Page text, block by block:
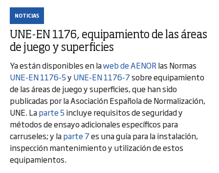
NOTICIAS
UNE-EN 1176, equipamiento de las áreas
de juego y superficies
Ya están disponibles en laweb de AENORlas Normas
UNE-EN 1176-5y UNE-EN 1176-7sobre equipamiento
de las áreas de juego y superficies, que han sido
publicadas por la Asociación Española de Normalización,
UNE. Laparte 5incluye requisitos de seguridad y
métodos de ensayo adicionales específicos para
carruseles; y laparte 7es una guía para la instalación,
inspección mantenimiento y utilización de estos
equipamientos.